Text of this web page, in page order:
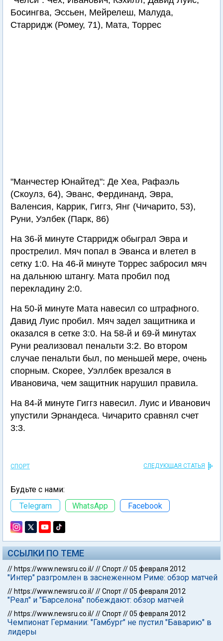
Босингва, Эссьен, Мейрелеш, Малуда,
Старридж (Ромеу, 71), Мата, Торрес
"Манчестер Юнайтед": Де Хеа, Рафаэль
(Скоулз, 64), Эванс, Фердинанд, Эвра,
Валенсия, Каррик, Гиггз, Янг (Чичарито, 53),
Руни, Уэлбек (Парк, 86)
На 36-й минуте Старридж обыграл Эвра и
прострелил. Мяч попал в Эванса и влетел в
сетку 1:0. На 46-й минуте Торрес забросил мяч
на дальнюю штангу. Мата пробил под
перекладину 2:0.
На 50-й минуте Мата навесил со штрафного.
Давид Луис пробил. Мяч задел защитника и
оказался в сетке 3:0. На 58-й и 69-й минутах
Руни реализовал пенальти 3:2. Во втором
случае пенальти был, по меньшей мере, очень
спорным. Скорее, Уэллбек врезался в
Ивановича, чем защитник нарушил правила.
На 84-й минуте Гиггз навесил. Луис и Иванович
упустили Эрнандеса. Чичарито сравнял счет
3:3.
СПОРТ СЛЕДУЮЩАЯ СТАТЬЯ
Будьте с нами:
Telegram
WhatsApp Facebook
ССЫЛКИ ПО ТЕМЕ
// https://www.newsru.co.il///Спорт//05 февраля 2012
"Интер" разгромлен в заснеженном Риме: обзор матчей
// https://www.newsru.co.il///Спорт//05 февраля 2012
"Реал" и "Барселона" побеждают: обзор матчей
// https://www.newsru.co.il///Спорт//05 февраля 2012
Чемпионат Германии: "Гамбург" не пустил "Баварию" в
лидеры